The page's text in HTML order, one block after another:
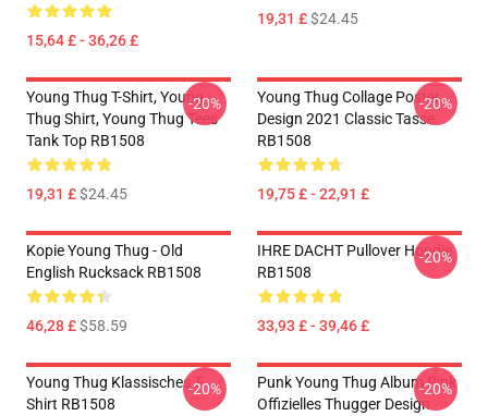
15,64 £ - 36,26 £
19,31 £$24.45
Young Thug T-Shirt, Young
Thug Shirt, Young Thug Tees
Tank Top RB1508
19,31 £$24.45
-20%
Young Thug Collage Poster
Design 2021 Classic Tasse
RB1508
19,75 £ - 22,91 £
-20%
Kopie Young Thug - Old
English Rucksack RB1508
46,28 £$58.59
IHRE DACHT Pullover Hoodie
RB1508
33,93 £ - 39,46 £
-20%
Young Thug Klassisches T-
Shirt RB1508
-20%
Punk Young Thug Album Pink
Offizielles Thugger Design
-20%